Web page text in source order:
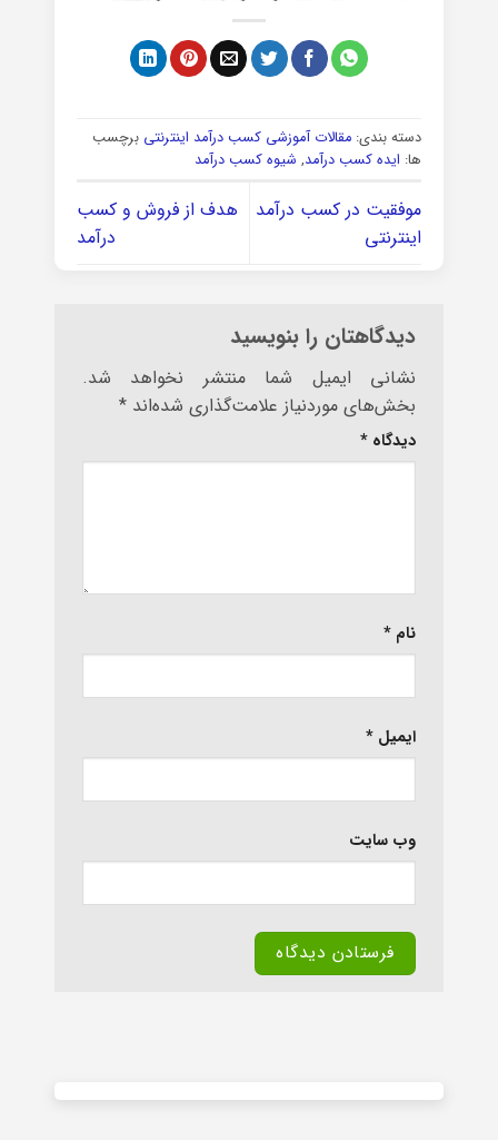
دسته بندی: مقالات آموزشی کسب درآمد اینترنتی برچسب
ها: ایده کسب درآمد, شیوه کسب درآمد
موفقیت در کسب درآمد
اینترنتی
هدف از فروش و کسب
درآمد
دیدگاهتان را بنویسید
نشانی ایمیل شما منتشر نخواهد شد.
بخش‌های موردنیاز علامت‌گذاری شده‌اند *
دیدگاه *
نام *
ایمیل *
وب‌ سایت